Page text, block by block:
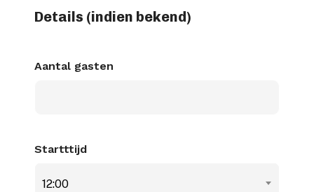
Details (indien bekend)
Aantal gasten
Startttijd
12:00